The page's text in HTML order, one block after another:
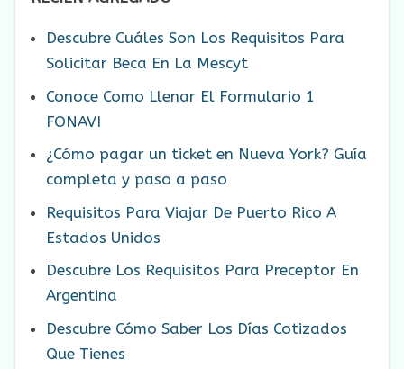
Descubre Cuáles Son Los Requisitos Para
Solicitar Beca En La Mescyt
Conoce Como Llenar El Formulario 1
FONAVI
¿Cómo pagar un ticket en Nueva York? Guía
completa y paso a paso
Requisitos Para Viajar De Puerto Rico A
Estados Unidos
Descubre Los Requisitos Para Preceptor En
Argentina
Descubre Cómo Saber Los Días Cotizados
Que Tienes